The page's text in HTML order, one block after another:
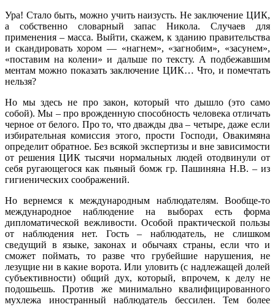
Ура! Стало быть, можно учить наизусть. Не заключение ЦИК,
а собственно словарный запас Никола. Случаев для
применения – масса. Выйти, скажем, к зданию правительства
и скандировать хором — «нагнем», «загнобим», «засунем»,
«поставим на колени» и дальше по тексту. А подбежавшим
ментам можно показать заключение ЦИК… Что, и помечтать
нельзя?
Но мы здесь не про закон, который что дышло (это само
собой). Мы – про врожденную способность человека отличать
черное от белого. Про то, что дважды два – четыре, даже если
избирательная комиссия этого, прости Господи, Овакимяна
определит обратное. Без всякой экспертизы и вне зависимости
от решения ЦИК тысячи нормальных людей отодвинули от
себя ругающегося как пьяный бомж гр. Пашиняна Н.В. – из
гигиенических соображений.
Но вернемся к международным наблюдателям. Вообще-то
международное наблюдение на выборах есть форма
дипломатической вежливости. Особой практической пользы
от наблюдения нет. Гость – наблюдатель, не слишком
сведущий в языке, законах и обычаях страны, если что и
сможет поймать, то разве что грубейшие нарушения, не
лезущие ни в какие ворота. Или уловить (с надлежащей долей
субъективности) общий дух, который, впрочем, к делу не
подошьешь. Против же минимально квалифицированного
мухлежа иностранный наблюдатель бессилен. Тем более